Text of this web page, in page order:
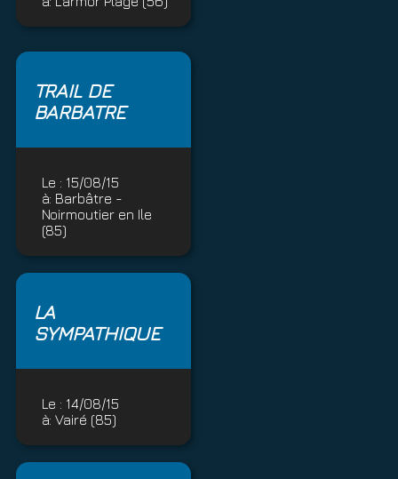
TRAIL DE
BARBATRE
Le : 15/08/15
à: Barbâtre -
Noirmoutier en Ile
(85)
LA
SYMPATHIQUE
Le : 14/08/15
à:Vairé (85)